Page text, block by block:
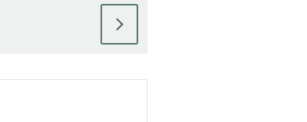
anzeigenZur
Seite